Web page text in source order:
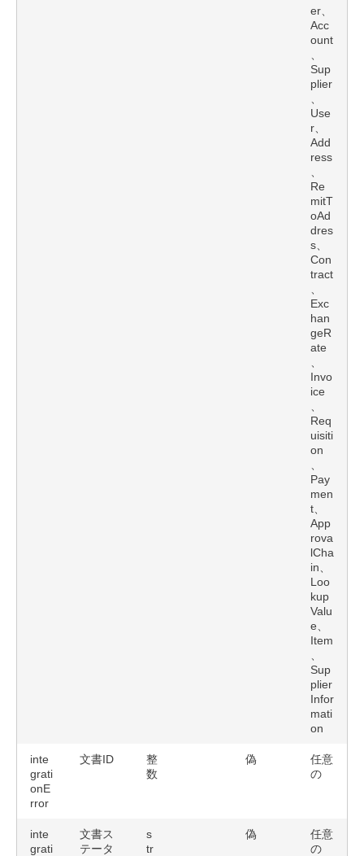
er、
Acc
ount
Sup
plier
Use
r、
Add
ress
Re
mitT
oAd
dres
s、
Con
tract
Exc
han
geR
ate
Invo
ice
Req
uisiti
on
Pay
men
t、
App
rova
lCha
in、
Loo
kup
Valu
e、
Item
Sup
plier
Infor
mati
on
inte
grati
onE
rror
文書ID
整
数
偽
任意
の
inte
grati
文書ス
テータ
s
tr
偽
任意
の